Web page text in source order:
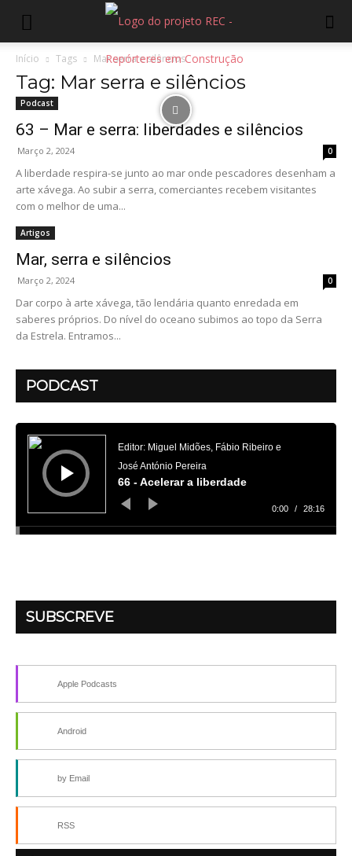
Início Tags Mar serra e silêncios
Tag: Mar serra e silêncios
Podcast
63 – Mar e serra: liberdades e silêncios
Março 2, 2024 0
A liberdade respira-se junto ao mar onde pescadores desenham a
arte xávega. Ao subir a serra, comerciantes recebem visitantes
com o melhor de uma...
Artigos
Mar, serra e silêncios
Março 2, 2024 0
Dar corpo à arte xávega, tão lendária quanto enredada em
saberes próprios. Do nível do oceano subimos ao topo da Serra
da Estrela. Entramos...
PODCAST
Reprodutor
áudio
Editor: Miguel Midões, Fábio Ribeiro e
José António Pereira
66 - Acelerar a liberdade
0:00 / 28:16
SUBSCREVE
Apple Podcasts
Android
by Email
RSS